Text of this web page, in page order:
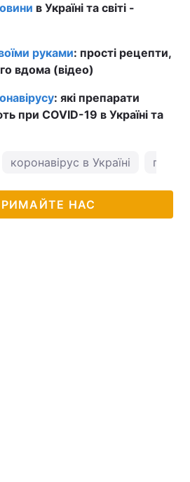
в Україні та світі -
руками: прості рецепти,
вдома (відео)
: які препарати
при COVID-19 в Україні та
коронавірус в Україні
НАС